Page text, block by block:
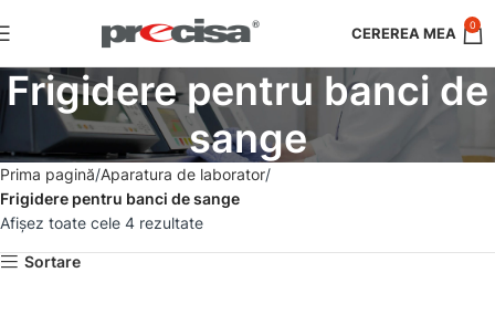
0
Frigidere pentru banci de
sange
Prima pagină Aparatura de laborator
Frigidere pentru banci de sange
Afișez toate cele 4 rezultate
Sortare